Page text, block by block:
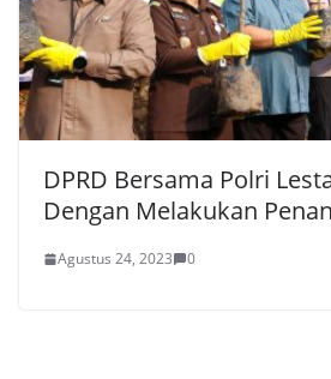
DPRD Bersama Polri
Dengan Melakukan
Agustus 24, 2023 0